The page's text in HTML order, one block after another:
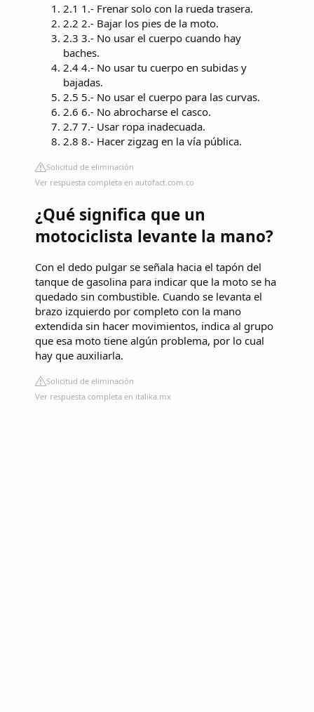
2.1 1.- Frenar solo con la rueda trasera.
2.2 2.- Bajar los pies de la moto.
2.3 3.- No usar el cuerpo cuando hay
baches.
2.4 4.- No usar tu cuerpo en subidas y
bajadas.
2.5 5.- No usar el cuerpo para las curvas.
2.6 6.- No abrocharse el casco.
2.7 7.- Usar ropa inadecuada.
2.8 8.- Hacer zigzag en la vía pública.
Solicitud de eliminación
Ver respuesta completa en autofact.com.co
¿Qué significa que un
motociclista levante la mano?
Con el dedo pulgar se señala hacia el tapón del
tanque de gasolina para indicar que la moto se ha
quedado sin combustible. Cuando se levanta el
brazo izquierdo por completo con la mano
extendida sin hacer movimientos, indica al grupo
que esa moto tiene algún problema, por lo cual
hay que auxiliarla.
Solicitud de eliminación
Ver respuesta completa en italika.mx